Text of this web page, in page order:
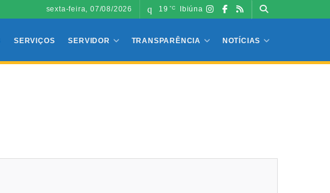
sexta-feira, 07/08/2026 19 °C Ibiúna
SERVIÇOS SERVIDOR TRANSPARÊNCIA NOTÍCIAS